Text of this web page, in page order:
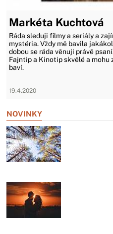
Markéta Kuchtová
Ráda sleduji filmy a seriály a
mystéria. Vždy mě bavila
dobou se ráda věnuji právě
Fajntip a Kinotip skvělé a mohu
baví.
19.4.2020
NOVINKY